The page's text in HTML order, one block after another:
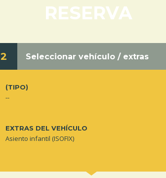
RESERVA
2 Seleccionar vehículo / extras
(TIPO)
--
EXTRAS DEL VEHÍCULO
Asiento infantil (ISOFIX)